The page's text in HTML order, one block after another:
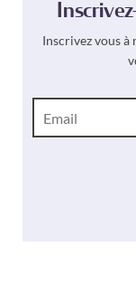
Inscrivez vous à
m